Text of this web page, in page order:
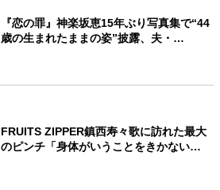
『恋の罪』神楽坂恵15年ぶり写真集で“44
歳の生まれたままの姿”披露、夫・…
FRUITS ZIPPER鎮西寿々歌に訪れた最大
のピンチ「身体がいうことをきかない…